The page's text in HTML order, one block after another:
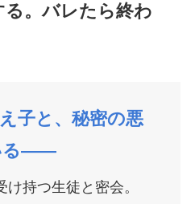
る。バレたら終わ
子と、秘密の悪
る――
け持つ生徒と密会。